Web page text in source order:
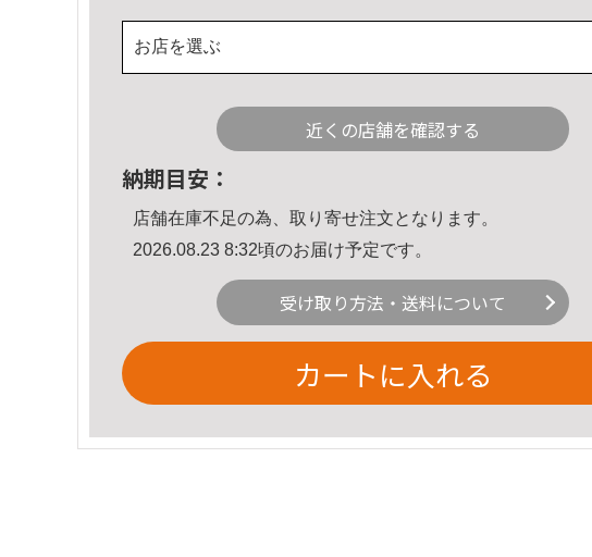
お店を選ぶ
近くの店舗を確認する
納期目安：
店舗在庫不足の為、取り寄せ注文となります。
2026.08.23 8:32頃のお届け予定です。
受け取り方法・送料について
カートに入れる